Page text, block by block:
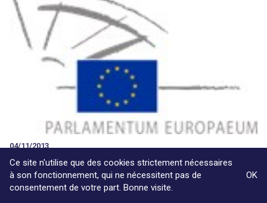
04/11/2013
Données personnelles : Les eurodéputés entendent
renforcer l’arsenal préventif et répressif
Ce site n'utilise que des cookies strictement nécessaires
à son fonctionnement, qui ne nécessitent pas de
consentement de votre part. Bonne visite.
OK